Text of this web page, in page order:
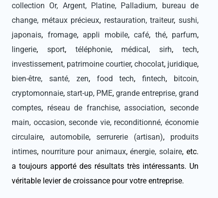
collection Or, Argent, Platine, Palladium, bureau de
change, métaux précieux, restauration, traiteur,sushi,
japonais, fromage, appli mobile, café, thé, parfum,
lingerie, sport, téléphonie, médical,sirh,tech,
investissement, patrimoine courtier, chocolat, juridique,
bien-être, santé, zen, food tech,fintech, bitcoin,
cryptomonnaie, start-up, PME, grande entreprise, grand
comptes, réseau de franchise, association,seconde
main, occasion, seconde vie, reconditionné, économie
circulaire, automobile, serrurerie (artisan), produits
intimes, nourriture pour animaux,énergie, solaire, etc.
a toujours apporté des résultats très intéressants. Un
véritable levier de croissance pour votre entreprise.